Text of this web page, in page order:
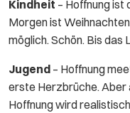
Kindheit – Hoffnung ist
Morgen ist
möglich. Schön. Bis das
Jugend – Hoffnung
erste Herzbrüche. Aber
Hoffnung wird